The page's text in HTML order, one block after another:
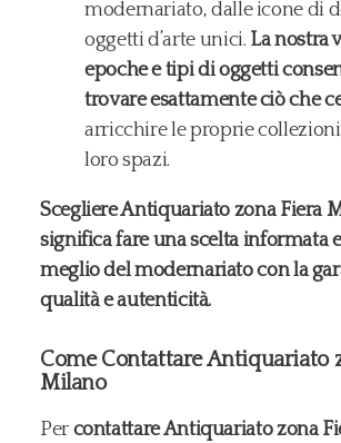
modernariato, dalle icone di
oggetti d’arte unici. La nostra
epoche e tipi di oggetti
trovare esattamente ciò che
arricchire le proprie
loro spazi.
Scegliere Antiquariato zona Fiera
significa fare una scelta informata
meglio del modernariato con la
qualità e autenticità.
Come Contattare Antiquariato
Milano
Per contattare Antiquariato zona